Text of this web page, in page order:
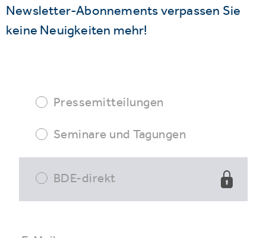
Newsletter-Abonnements verpassen Sie
keine Neuigkeiten mehr!
Pressemitteilungen
Seminare und Tagungen
BDE-direkt